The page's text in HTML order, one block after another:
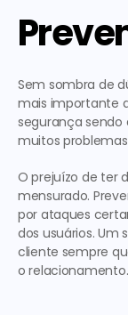
Sem sombra de
mais importante
segurança
muitos
O prejuízo de ter
mensurado.
por ataques
dos usuários. Um
cliente sempre
o relacionamento.